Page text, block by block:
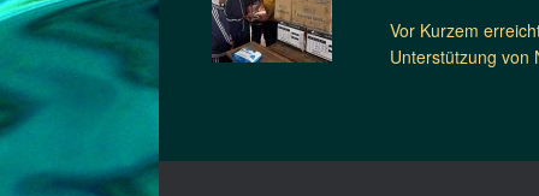
Vor Kurzem
Unterstützung von